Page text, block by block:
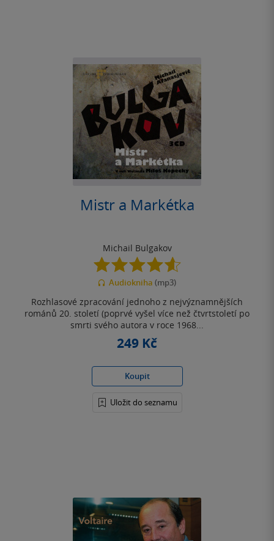
Mistr a Markétka
Michail Bulgakov
4.6
z
5
Audiokniha (mp3)
Rozhlasové zpracování jednoho z nejvýznamnějších
románů 20. století (poprvé vyšel více než čtvrtstoletí po
smrti svého autora v roce 1968...
249 Kč
Koupit
Uložit do seznamu